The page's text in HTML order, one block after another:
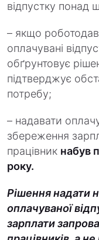
відпустку понад
– якщо
оплачувані
обґрунтовує
підтверджує
потребу;
– надавати
збереження
працівник набув
року.
Рішення надати
оплачуваної
зарплати